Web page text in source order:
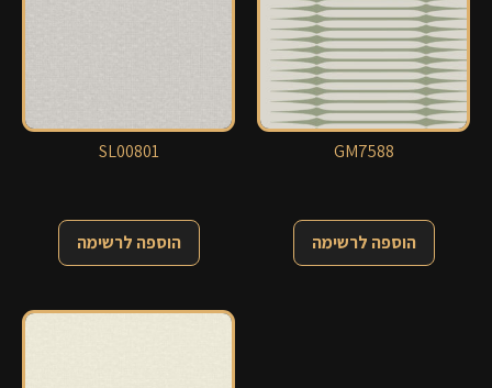
SL00801
הוספה לרשימה
GM7588
הוספה לרשימה